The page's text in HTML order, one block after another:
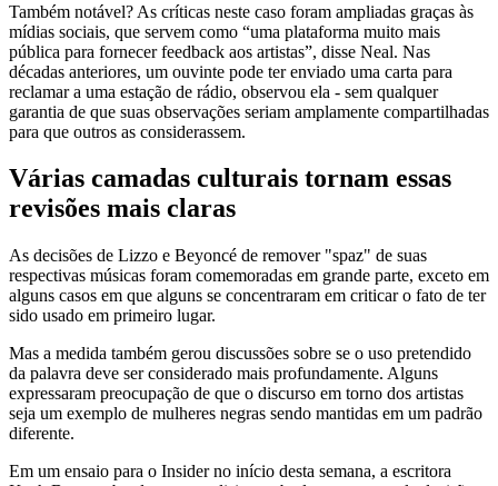
Também notável? As críticas neste caso foram ampliadas graças às
mídias sociais, que servem como “uma plataforma muito mais
pública para fornecer feedback aos artistas”, disse Neal. Nas
décadas anteriores, um ouvinte pode ter enviado uma carta para
reclamar a uma estação de rádio, observou ela - sem qualquer
garantia de que suas observações seriam amplamente compartilhadas
para que outros as considerassem.
Várias camadas culturais tornam essas
revisões mais claras
As decisões de Lizzo e Beyoncé de remover "spaz" de suas
respectivas músicas foram comemoradas em grande parte, exceto em
alguns casos em que alguns se concentraram em criticar o fato de ter
sido usado em primeiro lugar.
Mas a medida também gerou discussões sobre se o uso pretendido
da palavra deve ser considerado mais profundamente. Alguns
expressaram preocupação de que o discurso em torno dos artistas
seja um exemplo de mulheres negras sendo mantidas em um padrão
diferente.
Em um ensaio para o Insider no início desta semana, a escritora